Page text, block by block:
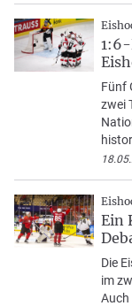
1:6-
Fünf
zwei
Ein
Die
im
Auch